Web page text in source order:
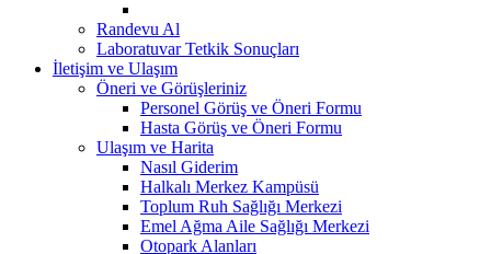
Randevu Al
Laboratuvar Tetkik Sonuçları
İletişim ve Ulaşım
Öneri ve Görüşleriniz
Personel Görüş ve Öneri Formu
Hasta Görüş ve Öneri Formu
Ulaşım ve Harita
Nasıl Giderim
Halkalı Merkez Kampüsü
Toplum Ruh Sağlığı Merkezi
Emel Ağma Aile Sağlığı Merkezi
Otopark Alanları